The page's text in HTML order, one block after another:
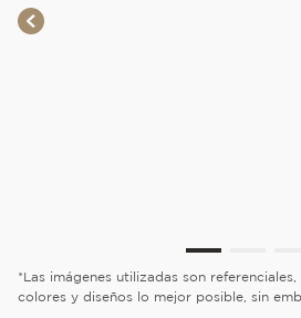
*Las imágenes utilizadas son
colores y diseños lo mejor posible, sin